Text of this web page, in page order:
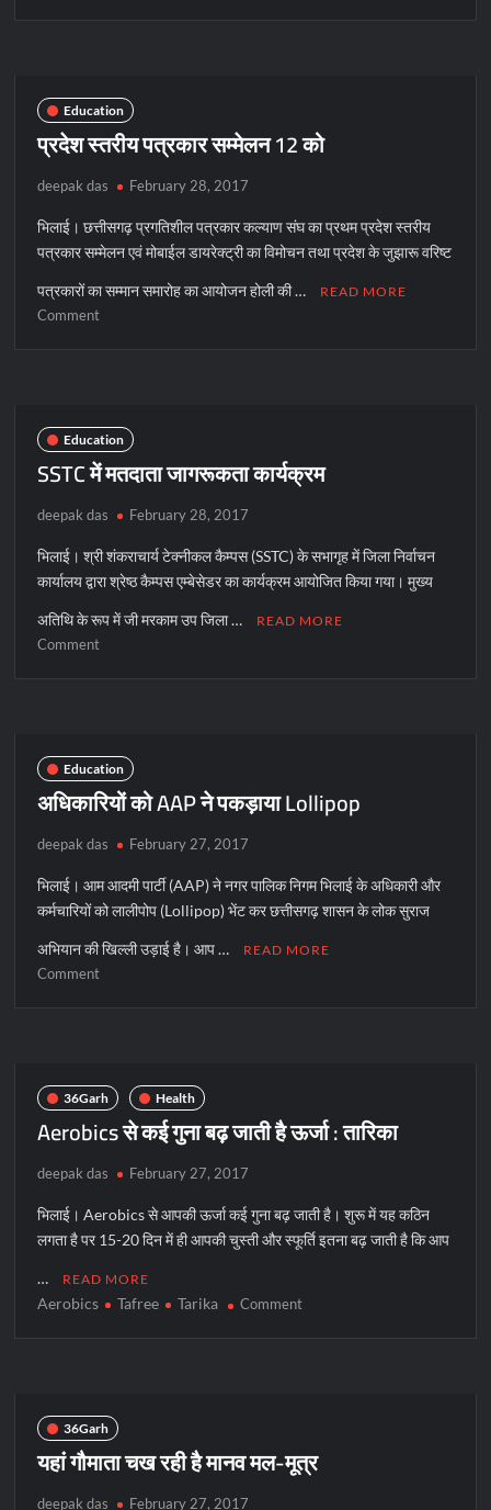
जून
तक
प्रतिबंध
Education
प्रदेश स्तरीय पत्रकार सम्मेलन 12 को
deepak das February 28, 2017
भिलाई। छत्तीसगढ़ प्रगतिशील पत्रकार कल्याण संघ का प्रथम प्रदेश स्तरीय
पत्रकार सम्मेलन एवं मोबाईल डायरेक्ट्री का विमोचन तथा प्रदेश के जुझारू वरिष्ट
पत्रकारों का सम्मान समारोह का आयोजन होली की … READ MORE
Commenton
12
को
Education
SSTC में मतदाता जागरूकता कार्यक्रम
deepak das February 28, 2017
भिलाई। श्री शंकराचार्य टेक्नीकल कैम्पस (SSTC) के सभागृह में जिला निर्वाचन
कार्यालय द्वारा श्रेष्ठ कैम्पस एम्बेसेडर का कार्यक्रम आयोजित किया गया। मुख्य
अतिथि के रूप में जी मरकाम उप जिला … READ MORE
Commenton
कार्यक्रम
Education
अधिकारियों को AAP ने पकड़ाया Lollipop
deepak das February 27, 2017
भिलाई। आम आदमी पार्टी (AAP) ने नगर पालिक निगम भिलाई के अधिकारी और
कर्मचारियों को लालीपोप (Lollipop) भेंट कर छत्तीसगढ़ शासन के लोक सुराज
अभियान की खिल्ली उड़ाई है। आप … READ MORE
Commenton
पकड़ाया
Lollipop
36Garh Health
Aerobics से कई गुना बढ़ जाती है ऊर्जा : तारिका
deepak das February 27, 2017
भिलाई। Aerobics से आपकी ऊर्जा कई गुना बढ़ जाती है। शुरू में यह कठिन
लगता है पर 15-20 दिन में ही आपकी चुस्ती और स्फूर्ति इतना बढ़ जाती है कि आप
… READ MORE
Aerobics Tafree Tarika Commenton
है
36Garh
यहां गौमाता चख रही है मानव मल-मूत्र
deepak das February 27, 2017